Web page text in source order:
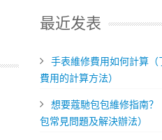
最近发表
手表維修費用如何計算（
費用的計算方法）
想要蔻馳包包維修指南？
包常見問題及解決辦法）